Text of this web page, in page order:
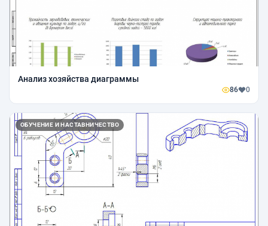
Анализ хозяйства диаграммы
86 0
ОБУЧЕНИЕ И НАСТАВНИЧЕСТВО